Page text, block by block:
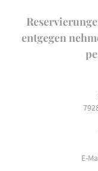
entgegen
E-